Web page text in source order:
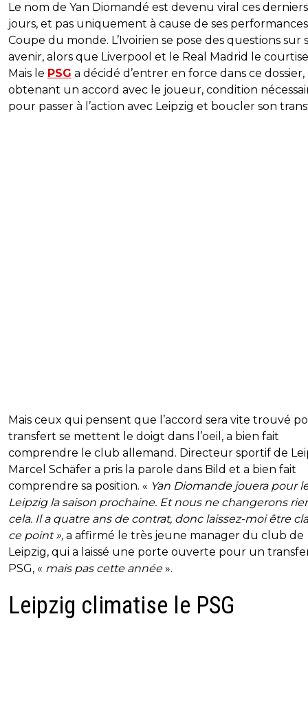
Le nom de Yan Diomandé est devenu viral ces derniers
jours, et pas uniquement à cause de ses
Coupe du monde. L’Ivoirien se pose des questions sur
avenir, alors que Liverpool et le Real Madrid le
Mais le PSG a décidé d’entrer en force dans ce dossier,
obtenant un accord avec le joueur, condition
pour passer à l’action avec Leipzig et boucler son
Mais ceux qui pensent que l’accord sera vite trouvé
transfert se mettent le doigt dans l’oeil, a bien fait
comprendre le club allemand. Directeur sportif de
Marcel Schäfer a pris la parole dans Bild et a bien fait
comprendre sa position. « Yan Diomande jouera pour
Leipzig la saison prochaine. Et nous ne changerons
cela. Il a quatre ans de contrat, donc laissez-moi être
ce point », a affirmé le très jeune manager du club de
Leipzig, qui a laissé une porte ouverte pour un
PSG, « mais pas cette année».
Leipzig climatise le PSG